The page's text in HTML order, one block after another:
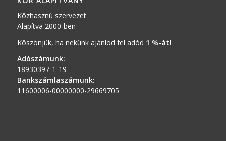
Közhasznú szervezet
Alapítva 2000-ben
Köszönjük, ha nekünk ajánlod fel adód 1 %-át!
Adószámunk:
18930397-1-19
Bankszámlaszámunk:
11600006-00000000-29669705